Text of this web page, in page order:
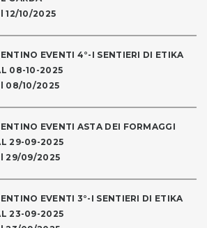
12/10/2025
EVENTI 4°-I SENTIERI DI ETIKA
08-10-2025
08/10/2025
EVENTI ASTA DEI FORMAGGI
29-09-2025
29/09/2025
EVENTI 3°-I SENTIERI DI ETIKA
23-09-2025